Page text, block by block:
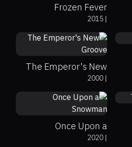
Frozen Fever
|
2015
7.4
The Emperor's New
Groove|
2000
7
Once Upon a
Snowman|
2020
6.8
37%
48%